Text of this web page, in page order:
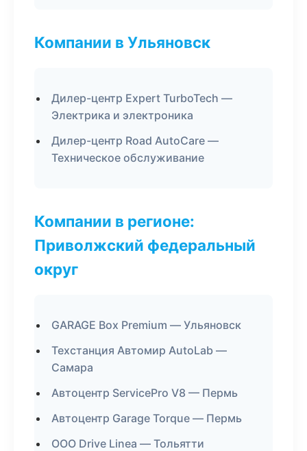
Компании в Ульяновск
Дилер-центр Expert TurboTech —
Электрика и электроника
Дилер-центр Road AutoCare —
Техническое обслуживание
Компании в регионе:
Приволжский федеральный
округ
GARAGE Box Premium — Ульяновск
Техстанция Автомир AutoLab —
Самара
Автоцентр ServicePro V8 — Пермь
Автоцентр Garage Torque — Пермь
ООО Drive Linea — Тольятти